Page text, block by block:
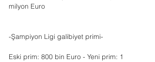
milyon Euro
-Şampiyon Ligi galibiyet primi-
Eski prim: 800 bin Euro - Yeni prim: 1